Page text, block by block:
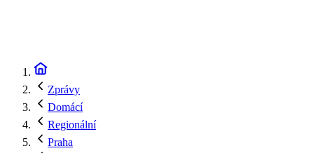
Zprávy
Domácí
Regionální
Praha